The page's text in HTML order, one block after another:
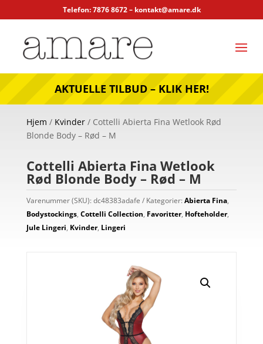
Telefon: 7876 8672 – kontakt@amare.dk
AKTUELLE TILBUD – KLIK HER!
Hjem / Kvinder/ Cottelli Abierta Fina Wetlook Rød
Blonde Body – Rød – M
Cottelli Abierta Fina Wetlook
Rød Blonde Body – Rød – M
Varenummer (SKU): dc48383adafe Kategorier: Abierta Fina,
Bodystockings, Cottelli Collection, Favoritter, Hofteholder,
Jule Lingeri, Kvinder, Lingeri